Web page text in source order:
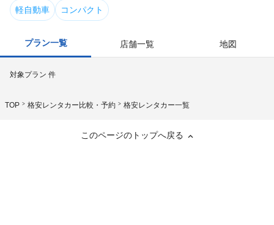
軽自動車 コンパクト
プラン一覧 店舗一覧 地図
対象プラン 件
TOP 格安レンタカー比較・予約 格安レンタカー一覧
このページのトップへ戻る